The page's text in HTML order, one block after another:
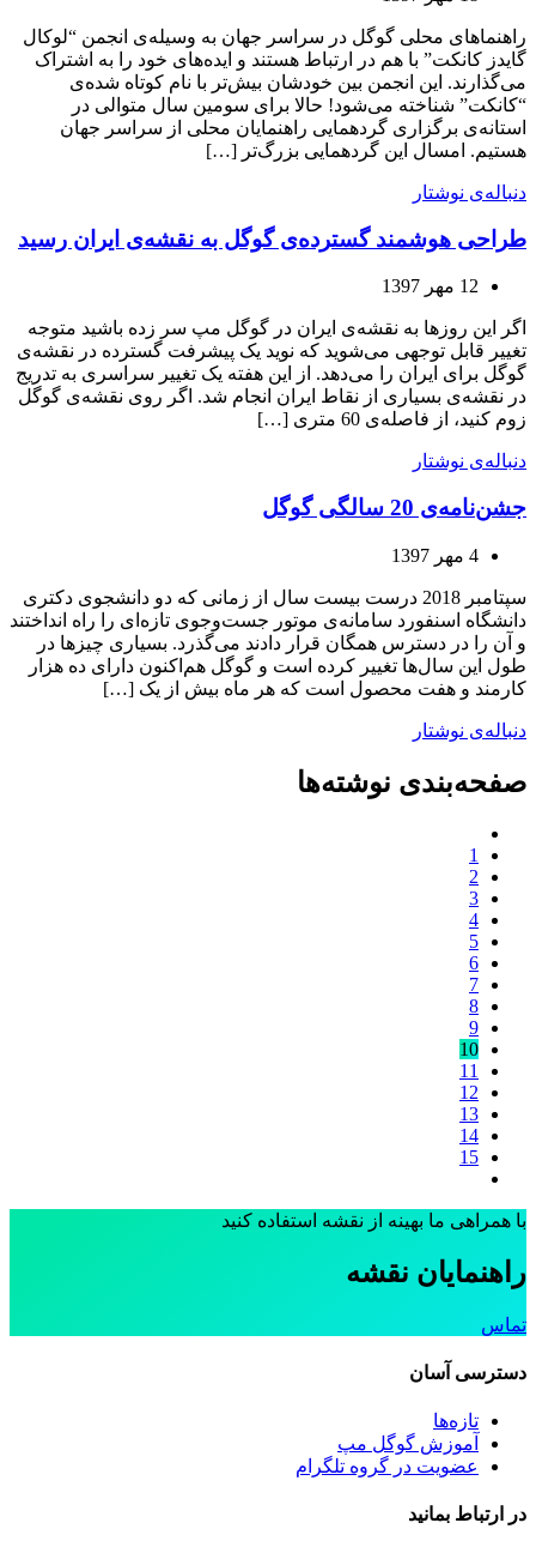
راهنماهای محلی گوگل در سراسر جهان به وسیله‌ی انجمن “لوکال
گایدز کانکت” با هم در ارتباط هستند و ایده‌های خود را به اشتراک
می‌گذارند. این انجمن بین خودشان بیش‌تر با نام کوتاه شده‌ی
“کانکت” شناخته می‌شود! حالا برای سومین سال متوالی در
استانه‌ی برگزاری گردهمایی راهنمایان محلی از سراسر جهان
هستیم. امسال این گردهمایی بزرگ‌تر […]
دنباله‌ی نوشتار
طراحی هوشمند گسترده‌ی گوگل به نقشه‌ی ایران رسید
12 مهر 1397
اگر این روزها به نقشه‌ی ایران در گوگل مپ سر زده باشید متوجه
تغییر قابل توجهی می‌شوید که نوید یک پیشرفت گسترده در نقشه‌ی
گوگل برای ایران را می‌دهد. از این هفته یک تغییر سراسری به تدریج
در نقشه‌ی بسیاری از نقاط ایران انجام شد. اگر روی نقشه‌ی گوگل
زوم کنید، از فاصله‌ی 60 متری […]
دنباله‌ی نوشتار
جشن‌نامه‌ی 20 سالگی گوگل
4 مهر 1397
سپتامبر 2018 درست بیست سال از زمانی که دو دانشجوی دکتری
دانشگاه اسنفورد سامانه‌ی موتور جست‌وجوی تازه‌ای را راه انداختند
و آن را در دسترس همگان قرار دادند می‌گذرد. بسیاری چیزها در
طول این سال‌ها تغییر کرده است و گوگل هم‌اکنون دارای ده هزار
کارمند و هفت محصول است که هر ماه بیش از یک […]
دنباله‌ی نوشتار
صفحه‌بندی نوشته‌ها
1
2
3
4
5
6
7
8
9
10
11
12
13
14
15
با همراهی ما بهینه از نقشه استفاده کنید
راهنمایان نقشه
تماس
دسترسی آسان
تازه‌ها
آموزش گوگل مپ
عضویت در گروه تلگرام
در ارتباط بمانید